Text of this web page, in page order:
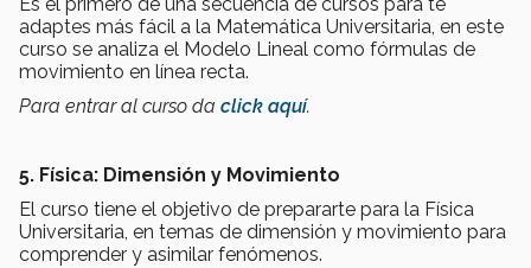
Es el primero de una secuencia de cursos para te
adaptes más fácil a la Matemática Universitaria, en este
curso se analiza el Modelo Lineal como fórmulas de
movimiento en línea recta.
Para entrar al curso da click aquí.
5. Física: Dimensión y Movimiento
El curso tiene el objetivo de prepararte para la Física
Universitaria, en temas de dimensión y movimiento para
comprender y asimilar fenómenos.